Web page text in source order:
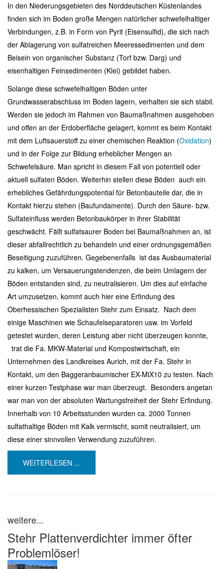
In den Niederungsgebieten des Norddeutschen Küstenlandes
finden sich im Boden große Mengen natürlicher schwefelhaltiger
Verbindungen, z.B. in Form von Pyrit (Eisensulfid), die sich nach
der Ablagerung von sulfatreichen Meeressedimenten und dem
Beisein von organischer Substanz (Torf bzw. Darg) und
eisenhaltigen Feinsedimenten (Klei) gebildet haben.
Solange diese schwefelhaltigen Böden unter
Grundwasserabschluss im Boden lagern, verhalten sie sich stabil.
Werden sie jedoch im Rahmen von Baumaßnahmen ausgehoben
und offen an der Erdoberfläche gelagert, kommt es beim Kontakt
mit dem Luftsauerstoff zu einer chemischen Reaktion (Oxidation)
und in der Folge zur Bildung erheblicher Mengen an
Schwefelsäure. Man spricht in diesem Fall von potentiell oder
aktuell sulfaten Böden. Weiterhin stellen diese Böden auch ein
erhebliches Gefährdungspotential für Betonbauteile dar, die in
Kontakt hierzu stehen (Baufundamente). Durch den Säure- bzw.
Sulfateinfluss werden Betonbaukörper in ihrer Stabilität
geschwächt. Fällt sulfatsaurer Boden bei Baumaßnahmen an, ist
dieser abfallrechtlich zu behandeln und einer ordnungsgemäßen
Beseitigung zuzuführen. Gegebenenfalls ist das Ausbaumaterial
zu kalken, um Versauerungstendenzen, die beim Umlagern der
Böden entstanden sind, zu neutralisieren. Um dies auf einfache
Art umzusetzen, kommt auch hier eine Erfindung des
Oberhessischen Spezialisten Stehr zum Einsatz. Nach dem
einige Maschinen wie Schaufelseparatoren usw. im Vorfeld
getestet wurden, deren Leistung aber nicht überzeugen konnte,
trat die Fa. MKW-Material und Kompostwirtschaft, ein
Unternehmen des Landkreises Aurich, mit der Fa. Stehr in
Kontakt, um den Baggeranbaumischer EX-MiX10 zu testen. Nach
einer kurzen Testphase war man überzeugt. Besonders angetan
war man von der absoluten Wartungsfreiheit der Stehr Erfindung.
Innerhalb von 10 Arbeitsstunden wurden ca. 2000 Tonnen
sulfathaltige Böden mit Kalk vermischt, somit neutralisiert, um
diese einer sinnvollen Verwendung zuzuführen.
WEITERLESEN ...
weitere...
Stehr Plattenverdichter immer öfter
Problemlöser!